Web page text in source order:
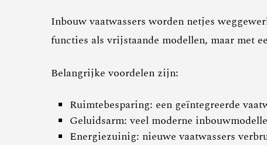
Inbouw vaatwassers worden netjes
functies als vrijstaande modellen, maar met
Belangrijke voordelen zijn:
Ruimtebesparing: een geïntegreerde
Geluidsarm: veel moderne
Energiezuinig: nieuwe vaatwassers